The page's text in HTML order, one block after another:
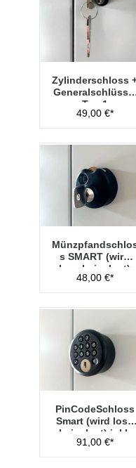
Zylinderschloss
Generalschlüssel
Typ 1
49,00 €*
s SMART (wird
lose beigelegt)
48,00 €*
PinCodeSchloss
Smart (wird lose
beigelegt) inkl.
Managementschl
üssel
91,00 €*